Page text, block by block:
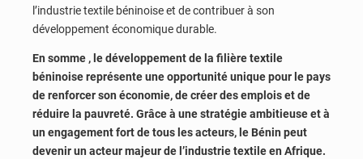
l’industrie textile béninoise et de contribuer à son
développement économique durable.
En somme , le développement de la filière textile
béninoise représente une opportunité unique pour le pays
de renforcer son économie, de créer des emplois et de
réduire la pauvreté. Grâce à une stratégie ambitieuse et à
un engagement fort de tous les acteurs, le Bénin peut
devenir un acteur majeur de l’industrie textile en Afrique.